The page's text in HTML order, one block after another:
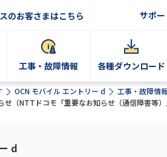
のお客さまはこちら サポ
工事・故障情報 各種ダウンロード
OCN モバイル エントリー d
工事・故障情
せ（NTTドコモ「重要なお知らせ（通信障害等）
d